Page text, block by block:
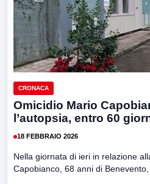
CRONACA
Omicidio Mario
l’autopsia, entro 60
18 FEBBRAIO 2026
Nella giornata di ieri in relazione
Capobianco, 68 anni di Benevento,